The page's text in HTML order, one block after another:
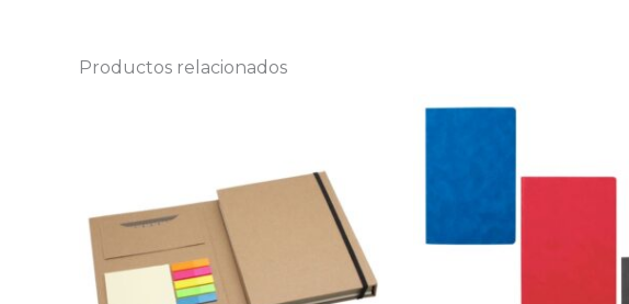
Productos relacionados